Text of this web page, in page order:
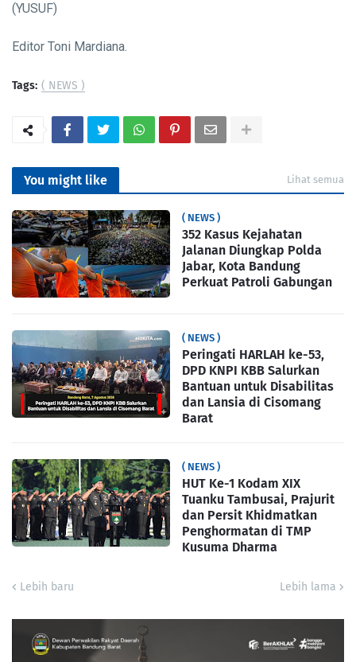
(YUSUF)
Editor Toni Mardiana.
Tags: ( NEWS )
You might like Lihat semua
( NEWS )
352 Kasus Kejahatan
Jalanan Diungkap Polda
Jabar, Kota Bandung
Perkuat Patroli Gabungan
( NEWS )
Peringati HARLAH ke-53,
DPD KNPI KBB Salurkan
Bantuan untuk Disabilitas
dan Lansia di Cisomang
Barat
( NEWS )
HUT Ke-1 Kodam XIX
Tuanku Tambusai, Prajurit
dan Persit Khidmatkan
Penghormatan di TMP
Kusuma Dharma
Lebih baru Lebih lama